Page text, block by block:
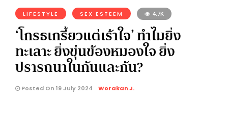
LIFESTYLE SEX ESTEEM 4.7K
‘โกรธเกรี้ยวแต่เร้าใจ’ ทำไมยิ่ง
ทะเลาะ ยิ่งขุ่นข้องหมองใจ ยิ่ง
ปรารถนาในกันและกัน?
Posted On 19 July 2024 Worakan J.